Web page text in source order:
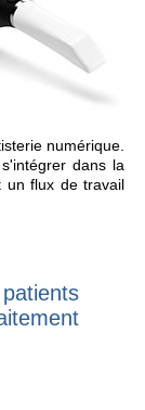
numérique.
dans la
un flux de travail